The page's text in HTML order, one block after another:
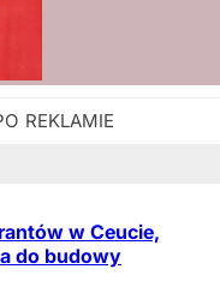
w Ceucie,
do budowy